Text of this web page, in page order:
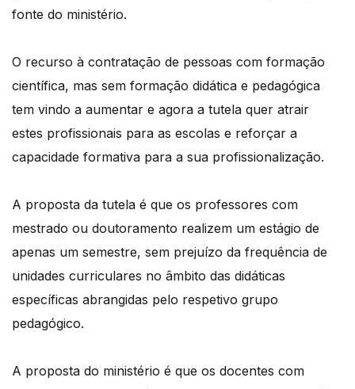
fonte do ministério.
O recurso à contratação de pessoas com formação
científica, mas sem formação didática e pedagógica
tem vindo a aumentar e agora a tutela quer atrair
estes profissionais para as escolas e reforçar a
capacidade formativa para a sua profissionalização.
A proposta da tutela é que os professores com
mestrado ou doutoramento realizem um estágio de
apenas um semestre, sem prejuízo da frequência de
unidades curriculares no âmbito das didáticas
específicas abrangidas pelo respetivo grupo
pedagógico.
A proposta do ministério é que os docentes com